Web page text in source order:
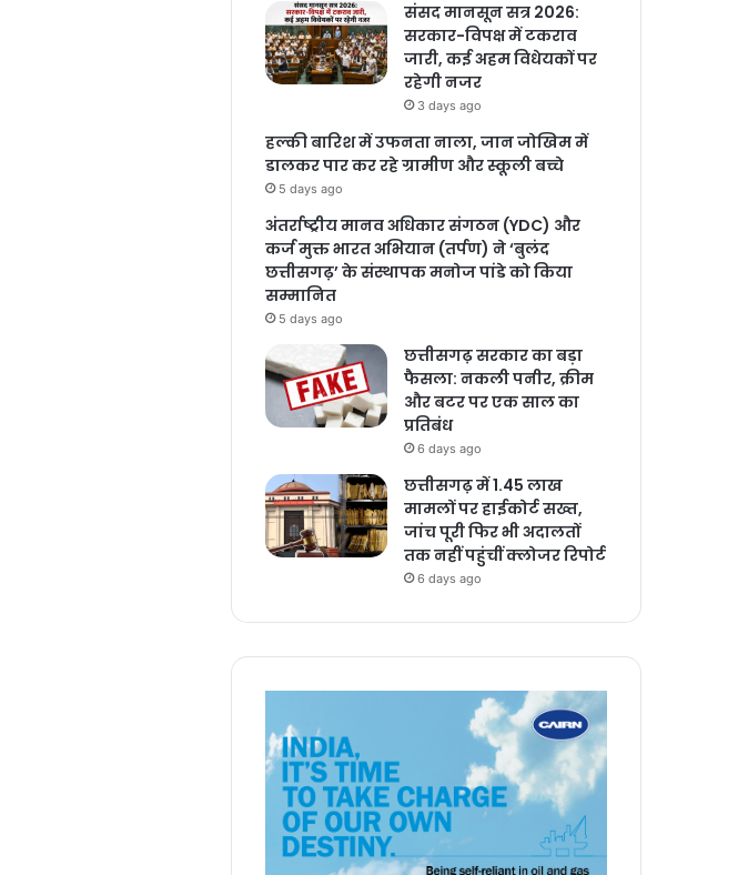
संसद मानसून सत्र 2026:
सरकार-विपक्ष में टकराव
जारी, कई अहम विधेयकों पर
रहेगी नजर
3 days ago
हल्की बारिश में उफनता नाला, जान जोखिम में
डालकर पार कर रहे ग्रामीण और स्कूली बच्चे
5 days ago
अंतर्राष्ट्रीय मानव अधिकार संगठन (YDC) और
कर्ज मुक्त भारत अभियान (तर्पण) ने ‘बुलंद
छत्तीसगढ़’ के संस्थापक मनोज पांडे को किया
सम्मानित
5 days ago
छत्तीसगढ़ सरकार का बड़ा
फैसला: नकली पनीर, क्रीम
और बटर पर एक साल का
प्रतिबंध
6 days ago
छत्तीसगढ़ में 1.45 लाख
मामलों पर हाईकोर्ट सख्त,
जांच पूरी फिर भी अदालतों
तक नहीं पहुंचीं क्लोजर रिपोर्ट
6 days ago